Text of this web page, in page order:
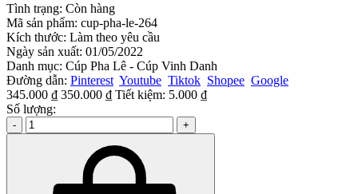
Tình trạng: Còn hàng
Mã sản phẩm: cup-pha-le-264
Kích thước: Làm theo yêu cầu
Ngày sản xuất: 01/05/2022
Danh mục: Cúp Pha Lê - Cúp Vinh Danh
Đường dẫn: Pinterest Youtube Tiktok Shopee Google
345.000 ₫ 350.000 ₫ Tiết kiệm: 5.000 ₫
Số lượng:
- +